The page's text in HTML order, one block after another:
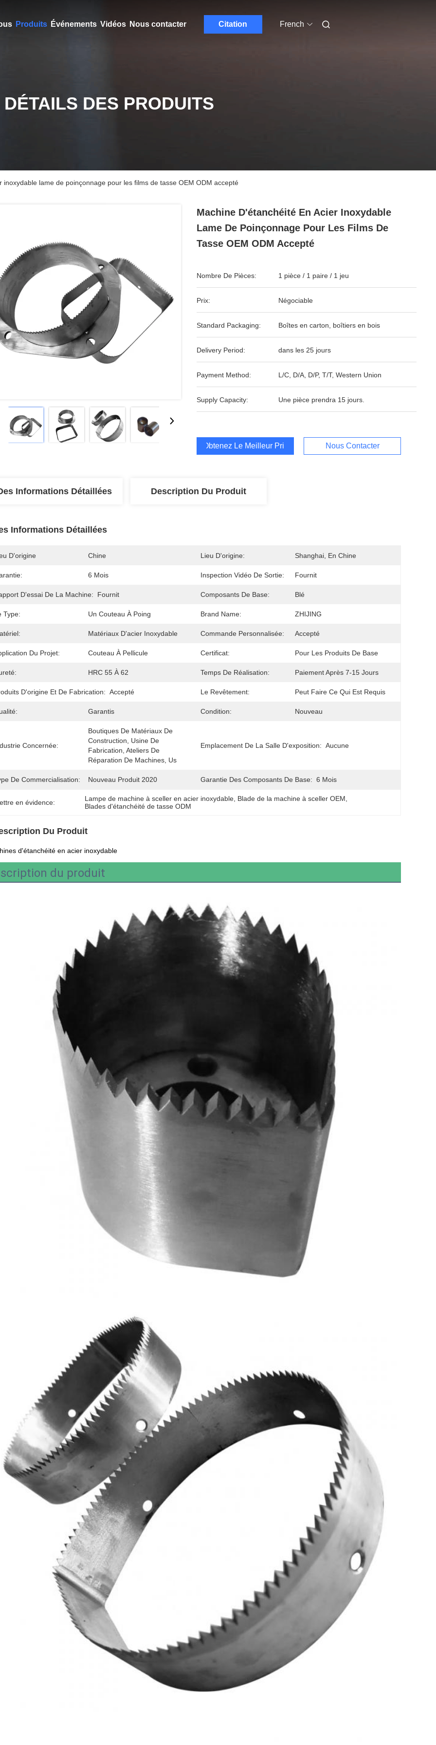
Produits Événements Vidéos Nous contacter Citation French
DÉTAILS DES PRODUITS
inoxydable lame de poinçonnage pour les films de tasse OEM ODM accepté
Machine D'étanchéité En Acier Inoxydable
Lame De Poinçonnage Pour Les Films De
Tasse OEM ODM Accepté
Nombre De Pièces: 1 pièce / 1 paire / 1 jeu
Prix: Négociable
Standard Packaging: Boîtes en carton, boîtiers en bois
Delivery Period: dans les 25 jours
Payment Method: L/C, D/A, D/P, T/T, Western Union
Supply Capacity: Une pièce prendra 15 jours.
Obtenez Le Meilleur Prix Nous Contacter
Informations Détaillées Description Du Produit
Informations Détaillées
D'origine Chine Lieu D'origine: Shanghai, En Chine
6 Mois Inspection Vidéo De Sortie: Fournit
D'essai De La Machine: Fournit Composants De Base: Blé
Type: Un Couteau À Poing Brand Name: ZHIJING
Matériaux D'acier Inoxydable Commande Personnalisée: Accepté
Du Projet: Couteau À Pellicule Certificat: Pour Les Produits De Base
HRC 55 À 62 Temps De Réalisation: Paiement Après 7-15 Jours
D'origine Et De Fabrication: Accepté Le Revêtement: Peut Faire Ce Qui Est Requis
Garantis Condition: Nouveau
Concernée:
Boutiques De Matériaux De
Construction, Usine De
Fabrication, Ateliers De
Réparation De Machines, Us
Emplacement De La Salle D'exposition: Aucune
De Commercialisation: Nouveau Produit 2020 Garantie Des Composants De Base: 6 Mois
en évidence: Lampe de machine à sceller en acier inoxydable Blade de la machine à sceller OEM
Blades d'étanchéité de tasse ODM
Du Produit
d'étanchéité en acier inoxydable
du produit